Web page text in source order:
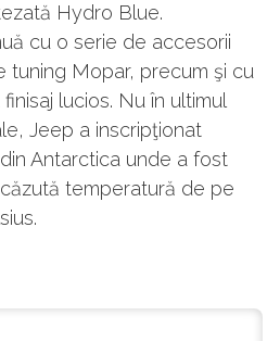
Hydro Blue.
cu o serie de accesorii
tuning Mopar, precum şi cu
lucios. Nu în ultimul
Jeep a inscripţionat
Antarctica unde a fost
temperatură de pe